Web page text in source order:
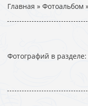
Главная » Фотоальбом
Фотографий в разделе: